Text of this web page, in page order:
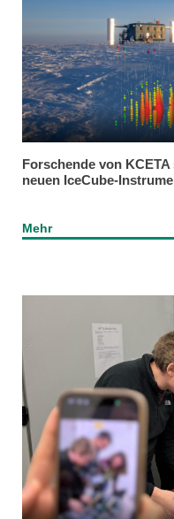
Forschende von
neuen IceCube-
Mehr